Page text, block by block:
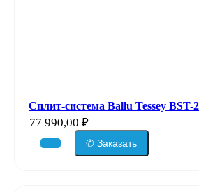
Сплит-система Ballu Tessey BST-
77 990,00 ₽
✆ Заказать